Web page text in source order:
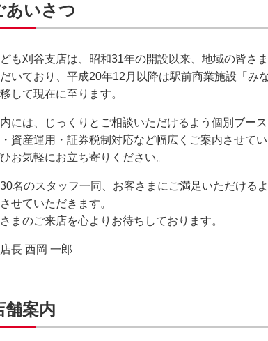
あいさつ
も刈谷支店は、昭和31年の開設以来、地域の皆さ
いており、平成20年12月以降は駅前商業施設「み
して現在に至ります。
には、じっくりとご相談いただけるよう個別ブー
資産運用・証券税制対応など幅広くご案内させてい
お気軽にお立ち寄りください。
名のスタッフ一同、お客さまにご満足いただける
せていただきます。
まのご来店を心よりお待ちしております。
長 西岡 一郎
舗案内